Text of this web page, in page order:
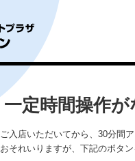
一定時間操作
ご入店いただいてから、30分間
おそれいりますが、下記のボタ